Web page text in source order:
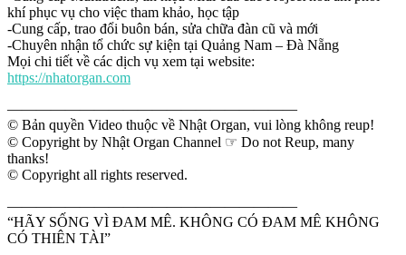
khí phục vụ cho việc tham khảo, học tập
-Cung cấp, trao đổi buôn bán, sửa chữa đàn cũ và mới
-Chuyên nhận tổ chức sự kiện tại Quảng Nam – Đà Nẵng
Mọi chi tiết về các dịch vụ xem tại website:
https://nhatorgan.com
————————————————————
© Bản quyền Video thuộc về Nhật Organ, vui lòng không reup!
© Copyright by Nhật Organ Channel ☞ Do not Reup, many
thanks!
© Copyright all rights reserved.
————————————————————
“HÃY SỐNG VÌ ĐAM MÊ. KHÔNG CÓ ĐAM MÊ KHÔNG
CÓ THIÊN TÀI”